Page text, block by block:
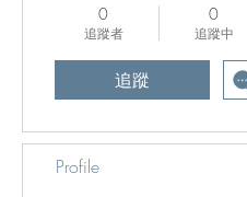
0
追蹤者
0
追蹤中
追蹤
Profile